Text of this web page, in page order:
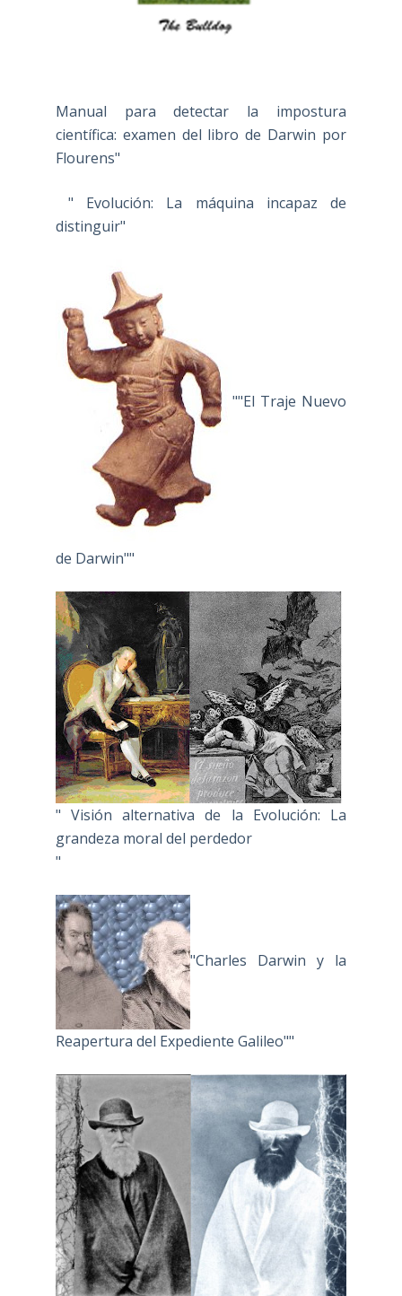
Manual para detectar la impostura
científica: examen del libro de Darwin por
Flourens"
" Evolución: La máquina incapaz de
distinguir"
""El Traje Nuevo
de Darwin""
" Visión alternativa de la Evolución: La
grandeza moral del perdedor
"
"Charles Darwin y la
Reapertura del Expediente Galileo""